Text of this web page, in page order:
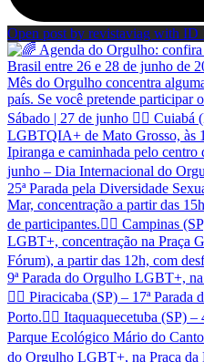
Open post by revistaviag with ID